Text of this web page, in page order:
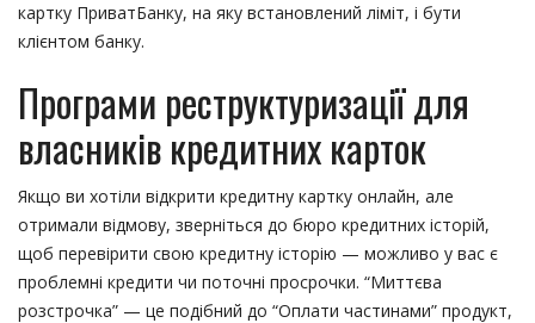
картку ПриватБанку, на яку встановлений ліміт, і бути
клієнтом банку.
Програми реструктуризації для
власників кредитних карток
Якщо ви хотіли відкрити кредитну картку онлайн, але
отримали відмову, зверніться до бюро кредитних історій,
щоб перевірити свою кредитну історію — можливо у вас є
проблемні кредити чи поточні просрочки. “Миттєва
розстрочка” — це подібний до “Оплати частинами” продукт,